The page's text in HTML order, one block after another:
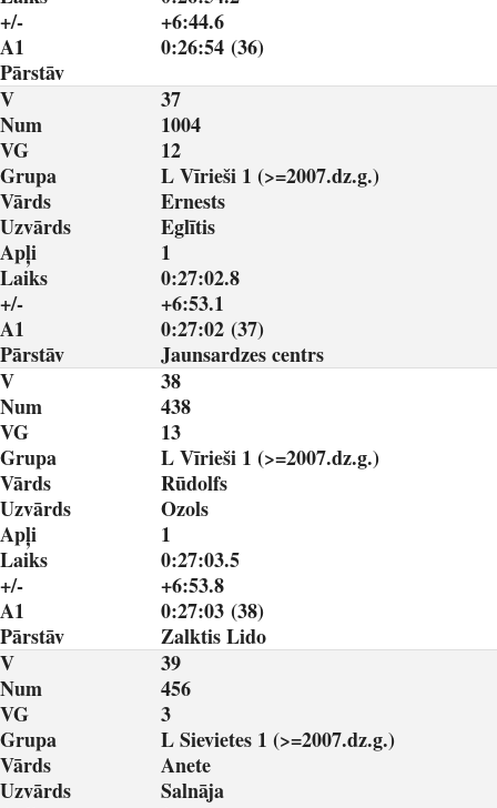
+/-
+6:44.6
A1
0:26:54 (36)
Pārstāv
V
37
Num
1004
VG
12
Grupa
L Vīrieši 1 (>=2007.dz.g.)
Vārds
Ernests
Uzvārds
Eglītis
Apļi
1
Laiks
0:27:02.8
+/-
+6:53.1
A1
0:27:02 (37)
Pārstāv
Jaunsardzes centrs
V
38
Num
438
VG
13
Grupa
L Vīrieši 1 (>=2007.dz.g.)
Vārds
Rūdolfs
Uzvārds
Ozols
Apļi
1
Laiks
0:27:03.5
+/-
+6:53.8
A1
0:27:03 (38)
Pārstāv
Zalktis Lido
V
39
Num
456
VG
3
Grupa
L Sievietes 1 (>=2007.dz.g.)
Vārds
Anete
Uzvārds
Salnāja